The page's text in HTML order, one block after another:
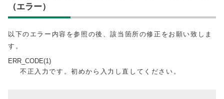
（エラー）
以下のエラー内容を参照の後、該当箇所の修正をお願い致しま
す。
ERR_CODE(1)
不正入力です。初めから入力し直してください。